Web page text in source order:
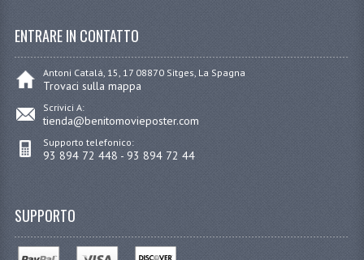
ENTRARE IN CONTATTO
Antoni Catalá, 15, 17 08870 Sitges, La Spagna
Trovaci sulla mappa
Scrivici A:
tienda@benitomovieposter.com
Supporto telefonico:
93 894 72 448 - 93 894 72 44
SUPPORTO